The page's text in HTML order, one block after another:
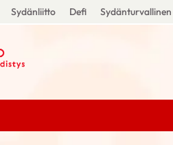
Sydänliitto Defi Sydänturvallinen